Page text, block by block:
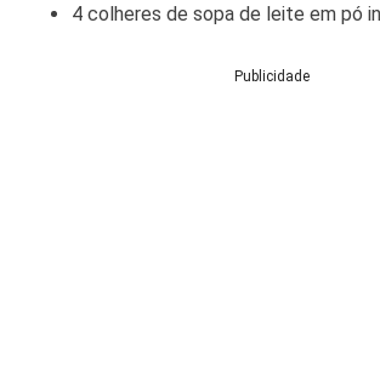
4 colheres de sopa de leite em pó
Publicidade